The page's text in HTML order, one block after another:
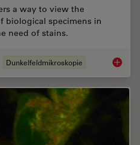
a way to view the
biological specimens in
need of stains.
Dunkelfeldmikroskopie A